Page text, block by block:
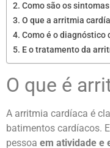
Como são os
O que a arritmia
Como é o diagnóstico
E o tratamento da
O que é
A arritmia cardíaca é
batimentos cardíacos.
pessoa em atividade e